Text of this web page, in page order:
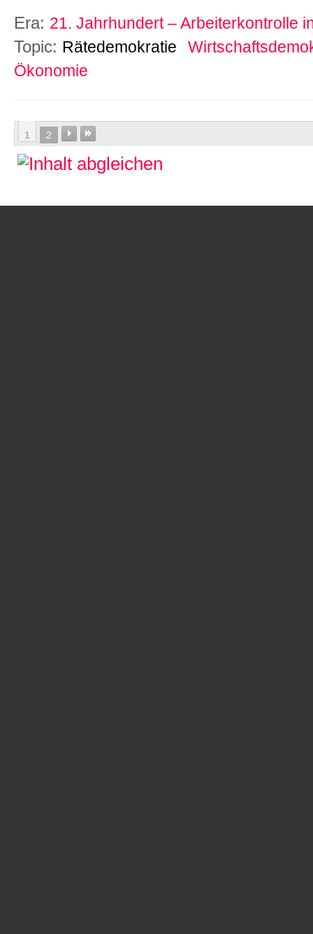
Era: 21. Jahrhundert – Arbeiterkontrolle
Topic: Rätedemokratie
Ökonomie
1 2